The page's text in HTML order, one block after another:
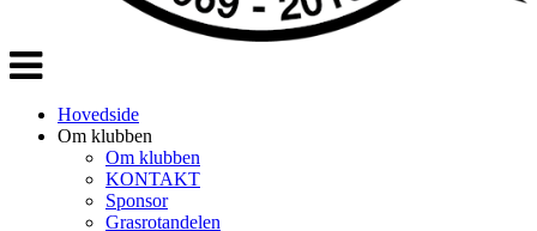
Veksle
navigasjon
Hovedside
Om klubben
Om klubben
KONTAKT
Sponsor
Grasrotandelen